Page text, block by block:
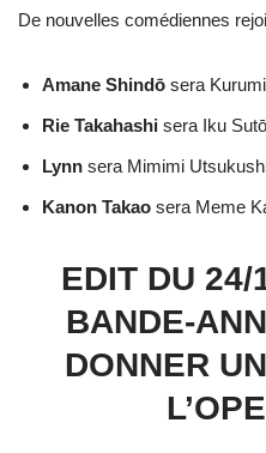
De nouvelles comédiennes
Amane Shindō sera
Rie Takahashi sera Iku
Lynn sera Mimimi
Kanon Takao sera Meme
EDIT DU 24/
BANDE-
DONNER